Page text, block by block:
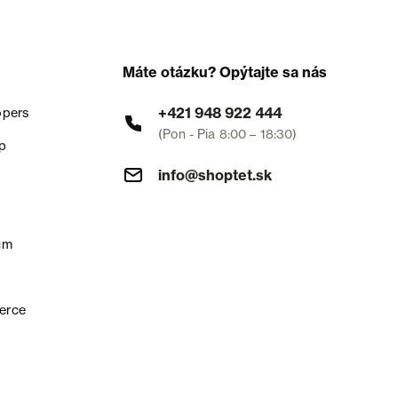
Máte otázku? Opýtajte sa nás
+421 948 922 444
(Pon - Pia 8:00 – 18:30)
info@shoptet.sk